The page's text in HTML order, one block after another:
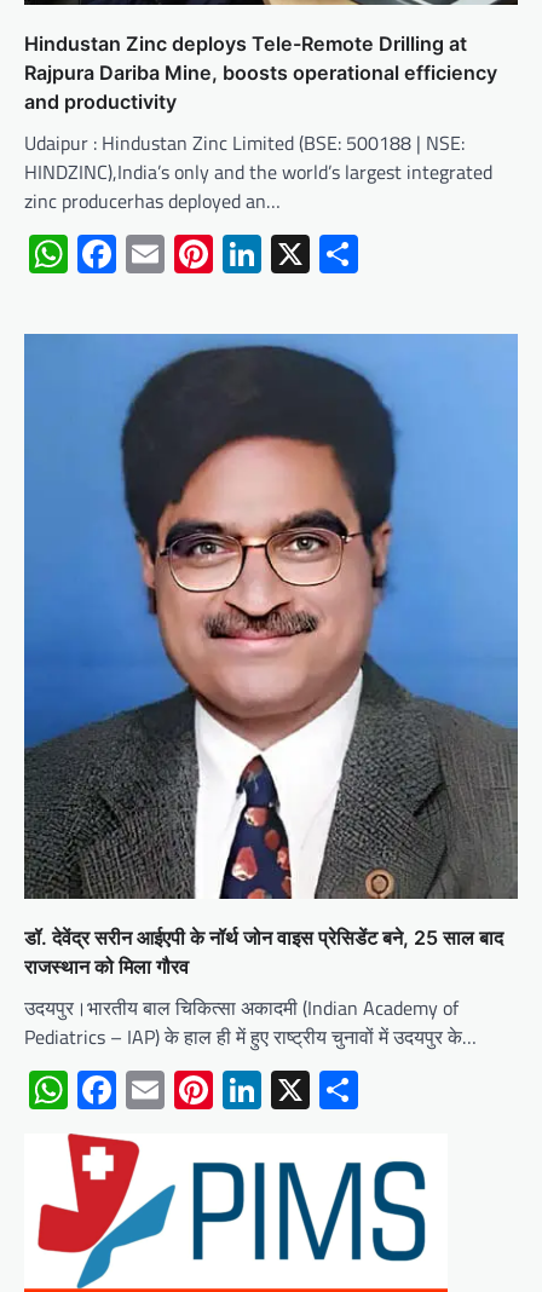
Hindustan Zinc deploys Tele-Remote Drilling at
Rajpura Dariba Mine, boosts operational efficiency
and productivity
Udaipur : Hindustan Zinc Limited (BSE: 500188 | NSE:
HINDZINC),India’s only and the world’s largest integrated
zinc producerhas deployed an…
WhatsApp
Facebook
EmailPinterest
LinkedIn
X
डॉ. देवेंद्र सरीन आईएपी के नॉर्थ जोन वाइस प्रेसिडेंट बने, 25 साल बाद
राजस्थान को मिला गौरव
उदयपुर।भारतीय बाल चिकित्सा अकादमी (Indian Academy of
Pediatrics – IAP) के हाल ही में हुए राष्ट्रीय चुनावों में उदयपुर के…
WhatsApp
Facebook
EmailPinterest
LinkedIn
X